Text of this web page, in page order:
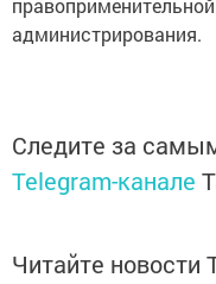
администрирования.
Telegram-канале
Читайте новости